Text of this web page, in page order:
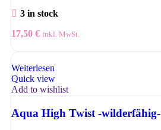
3 in stock
17,50 € inkl. MwSt.
Weiterlesen
Quick view
Add to wishlist
Aqua High Twist -wilderfähig-